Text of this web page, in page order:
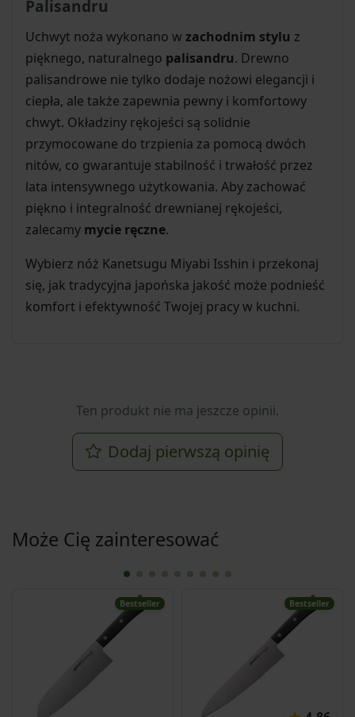
Palisandru
Uchwyt noża wykonano w zachodnim stylu z
pięknego, naturalnego palisandru. Drewno
palisandrowe nie tylko dodaje nożowi elegancji i
ciepła, ale także zapewnia pewny i komfortowy
chwyt. Okładziny rękojeści są solidnie
przymocowane do trzpienia za pomocą dwóch
nitów, co gwarantuje stabilność i trwałość przez
lata intensywnego użytkowania. Aby zachować
piękno i integralność drewnianej rękojeści,
zalecamy mycie ręczne.
Wybierz nóż Kanetsugu Miyabi Isshin i przekonaj
się, jak tradycyjna japońska jakość może podnieść
komfort i efektywność Twojej pracy w kuchni.
Ten produkt nie ma jeszcze opinii.
Dodaj pierwszą opinię
Może Cię zainteresować
Bestseller Bestseller